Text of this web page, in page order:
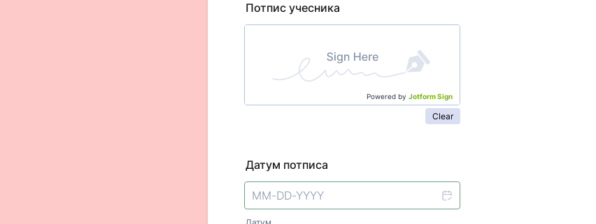
Потпис учесника
Powered by Jotform Sign
Clear
Датум потписа